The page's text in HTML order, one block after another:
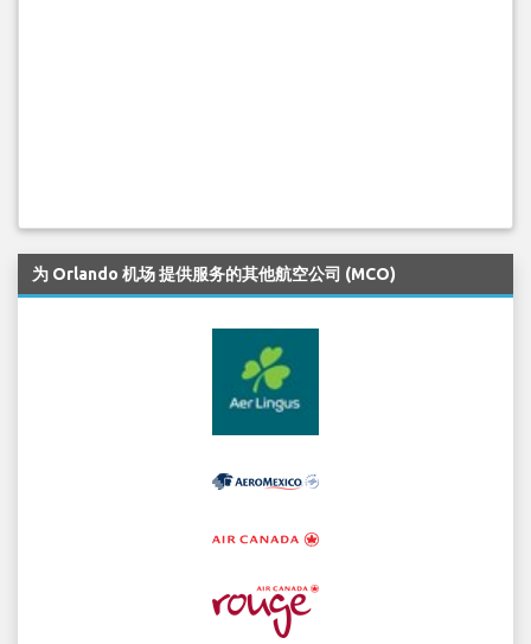
为 Orlando 机场 提供服务的其他航空公司 (MCO)